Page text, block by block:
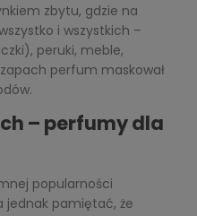
zbytu, gdzie na
i wszystkich –
peruki, meble,
perfum maskował
– perfumy dla
popularności
jednak pamiętać, że